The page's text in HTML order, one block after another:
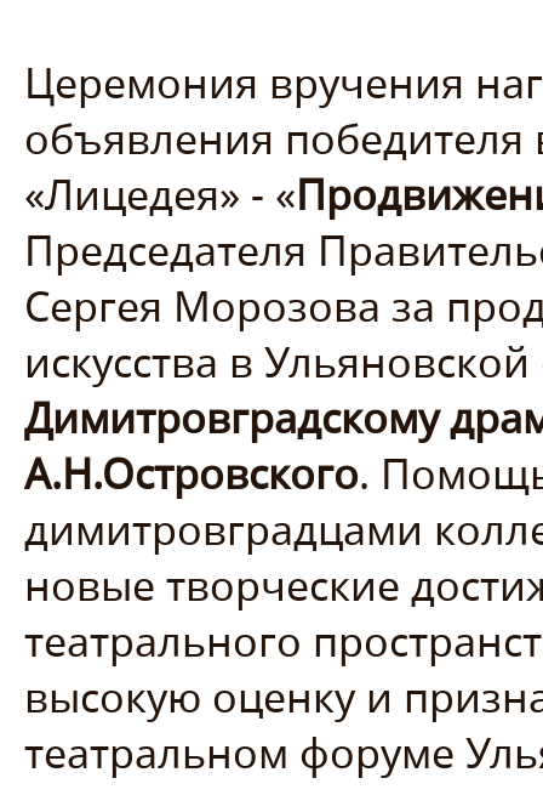
Церемония вручения
объявления
«Лицедея» - «
Председателя
Сергея Морозова за
искусства в
Димитровградскому
А.Н.Островского.
димитровградцами
новые творческие
театрального
высокую оценку и
театральном форуме